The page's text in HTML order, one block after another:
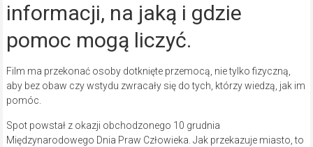
informacji, na jaką i gdzie
pomoc mogą liczyć.
Film ma przekonać osoby dotknięte przemocą, nie tylko fizyczną,
aby bez obaw czy wstydu zwracały się do tych, którzy wiedzą, jak im
pomóc.
Spot powstał z okazji obchodzonego 10 grudnia
Międzynarodowego Dnia Praw Człowieka. Jak przekazuje miasto, to